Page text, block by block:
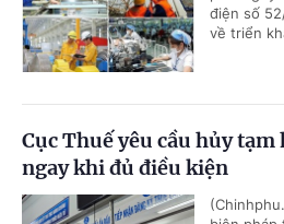
điện số
về triển
Cục Thuế yêu cầu hủy
ngay khi đủ điều kiện